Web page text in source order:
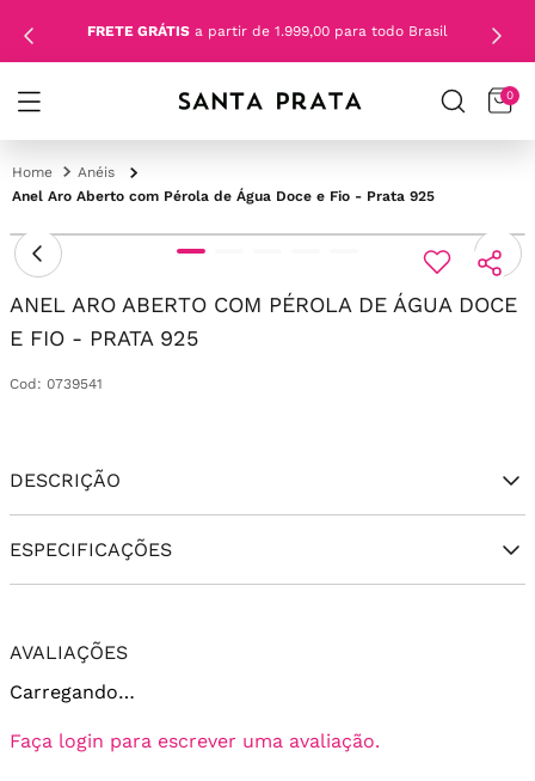
FRETE GRÁTIS a partir de 1.999,00 para todo Brasil
0
Anéis
Anel Aro Aberto com Pérola de Água Doce e Fio - Prata 925
ANEL ARO ABERTO COM PÉROLA DE ÁGUA DOCE
E FIO - PRATA 925
Cod : 0739541
DESCRIÇÃO
ESPECIFICAÇÕES
AVALIAÇÕES
Carregando…
Faça login para escrever uma avaliação.